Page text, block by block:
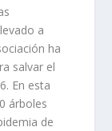
a
ha
salvar el
En esta
árboles
de